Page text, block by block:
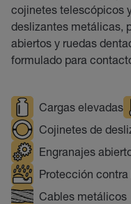
cojinetes telescópicos
deslizantes metálicas,
abiertos y ruedas
formulado para
Cargas elevadas
Cojinetes de
Engranajes
Protección contra
Cables metálicos